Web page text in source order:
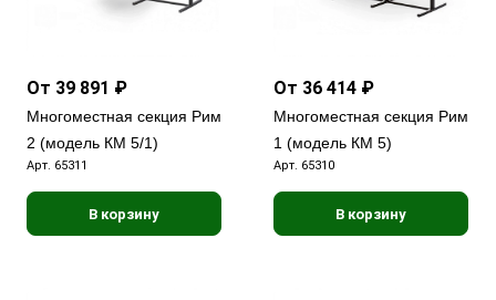
От 39 891 ₽
Многоместная секция Рим
2 (модель КМ 5/1)
Арт. 65311
В корзину
От 36 414 ₽
Многоместная секция Рим
1 (модель КМ 5)
Арт. 65310
В корзину